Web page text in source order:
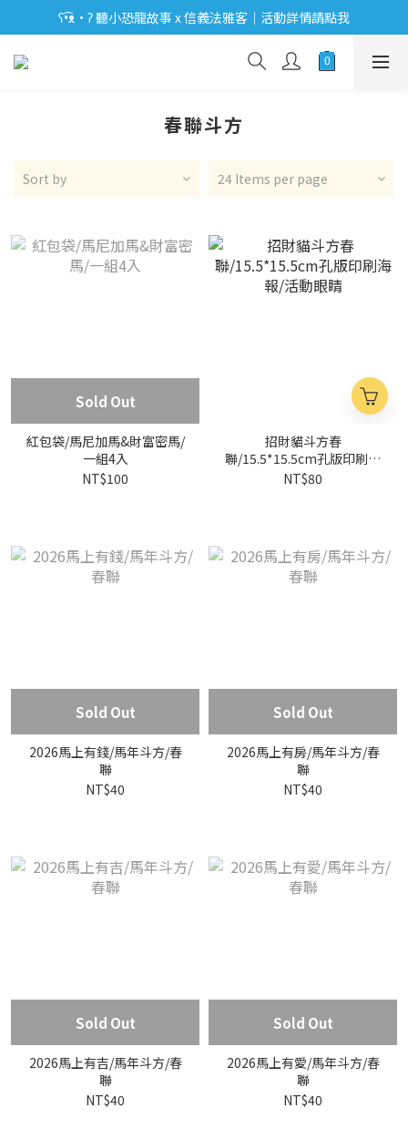
【出貨公告】8/4-16暫停出貨，敬請見諒
ʕ•͡ᴥ•ʔ 聽小恐龍故事 x 信義法雅客｜活動詳情請點我
ʕ•͡ᴥ•ʔ 【優惠相報】登入會員享更多優惠。
春聯斗方
Sort by 24 Items per page
Sold Out
紅包袋/馬尼加馬&財富密馬/
一組4入
NT$100
招財貓斗方春
聯/15.5*15.5cm孔版印刷海
報/活動眼睛
NT$80
Sold Out
2026馬上有錢/馬年斗方/春
聯
NT$40
Sold Out
2026馬上有房/馬年斗方/春
聯
NT$40
Sold Out
2026馬上有吉/馬年斗方/春
聯
NT$40
Sold Out
2026馬上有愛/馬年斗方/春
聯
NT$40